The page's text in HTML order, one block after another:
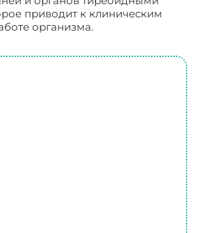
приводит к клиническим
организма.